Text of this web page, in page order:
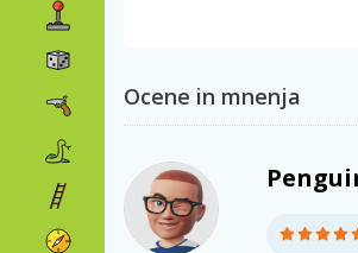
Ocene in mnenja